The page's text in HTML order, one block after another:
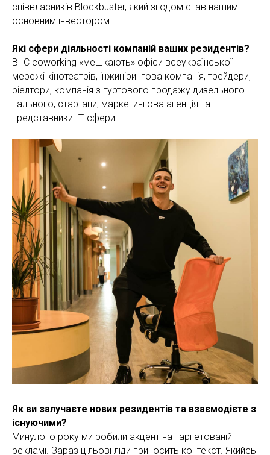
співвласників Blockbuster, який згодом став нашим
основним інвестором.
Які сфери діяльності компаній ваших резидентів?
В IC coworking «мешкають» офіси всеукраїнської
мережі кінотеатрів, інжинірингова компанія, трейдери,
ріелтори, компанія з гуртового продажу дизельного
пального, стартапи, маркетингова агенція та
представники ІТ-сфери.
Як ви залучаєте нових резидентів та взаємодієте з
існуючими?
Минулого року ми робили акцент на таргетованій
рекламі. Зараз цільові ліди приносить контекст. Якийсь